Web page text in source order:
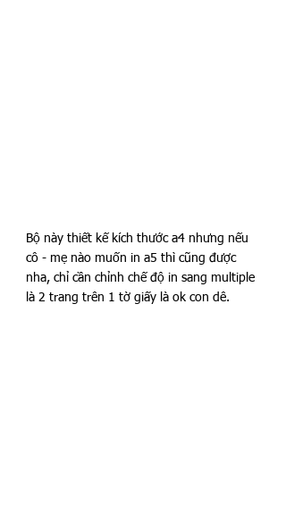
Bộ này thiết kế kích thước a4 nhưng nếu
cô - mẹ nào muốn in a5 thì cũng được
nha, chỉ cần chỉnh chế độ in sang multiple
là 2 trang trên 1 tờ giấy là ok con dê.